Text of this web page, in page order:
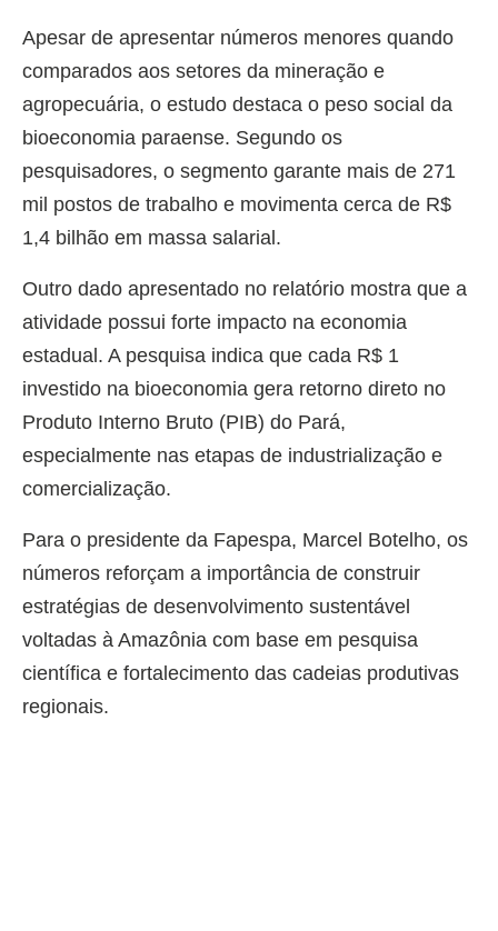
Apesar de apresentar números menores quando
comparados aos setores da mineração e
agropecuária, o estudo destaca o peso social da
bioeconomia paraense. Segundo os
pesquisadores, o segmento garante mais de 271
mil postos de trabalho e movimenta cerca de R$
1,4 bilhão em massa salarial.
Outro dado apresentado no relatório mostra que a
atividade possui forte impacto na economia
estadual. A pesquisa indica que cada R$ 1
investido na bioeconomia gera retorno direto no
Produto Interno Bruto (PIB) do Pará,
especialmente nas etapas de industrialização e
comercialização.
Para o presidente da Fapespa, Marcel Botelho, os
números reforçam a importância de construir
estratégias de desenvolvimento sustentável
voltadas à Amazônia com base em pesquisa
científica e fortalecimento das cadeias produtivas
regionais.